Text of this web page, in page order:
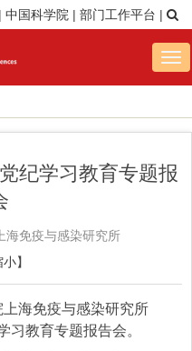
| 中国科学院 | 部门工作平台 |
纪学习教育专题报
海免疫与感染研究所
小】
海免疫与感染研究所
习教育专题报告会。